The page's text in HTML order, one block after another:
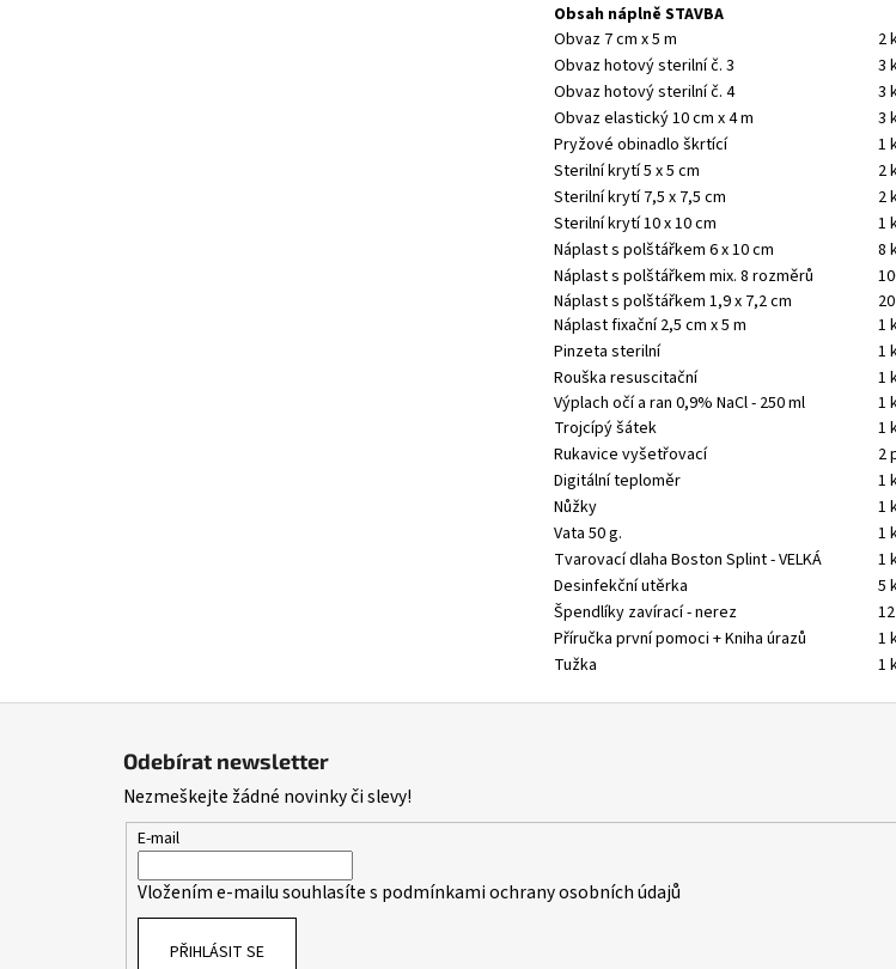
Obsah náplně STAVBA
Obvaz 7 cm x 5 m
2
Obvaz hotový sterilní č. 3
3
Obvaz hotový sterilní č. 4
3
Obvaz elastický 10 cm x 4 m
3
Pryžové obinadlo škrtící
1
Sterilní krytí 5 x 5 cm
2
Sterilní krytí 7,5 x 7,5 cm
2
Sterilní krytí 10 x 10 cm
1
Náplast s polštářkem 6 x 10 cm
8
Náplast s polštářkem mix. 8 rozměrů
Náplast s polštářkem 1,9 x 7,2 cm
Náplast fixační 2,5 cm x 5 m
1
Pinzeta sterilní
1
Rouška resuscitační
1
Výplach očí a ran 0,9% NaCl - 250 ml
1
Trojcípý šátek
1
Rukavice vyšetřovací
2
Digitální teploměr
1
Nůžky
1
Vata 50 g.
1
Tvarovací dlaha Boston Splint - VELKÁ
1
Desinfekční utěrka
5
Špendlíky zavírací - nerez
Příručka první pomoci + Kniha úrazů
1
Tužka
1
Odebírat newsletter
Nezmeškejte žádné novinky či slevy!
E-mail
Vložením e-mailu souhlasíte s podmínkami ochrany osobních údajů
PŘIHLÁSIT SE